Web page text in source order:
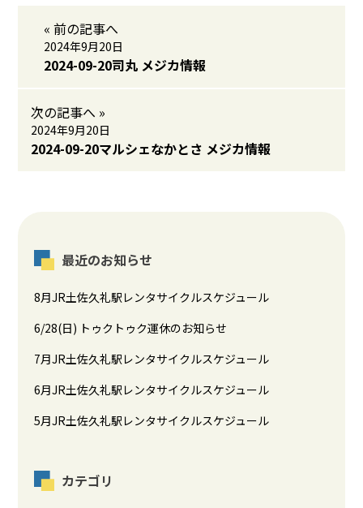
« 前の記事へ
2024年9月20日
2024-09-20司丸 メジカ情報
次の記事へ »
2024年9月20日
2024-09-20マルシェなかとさ メジカ情報
最近のお知らせ
8月JR土佐久礼駅レンタサイクルスケジュール
6/28(日) トゥクトゥク運休のお知らせ
7月JR土佐久礼駅レンタサイクルスケジュール
6月JR土佐久礼駅レンタサイクルスケジュール
5月JR土佐久礼駅レンタサイクルスケジュール
カテゴリ